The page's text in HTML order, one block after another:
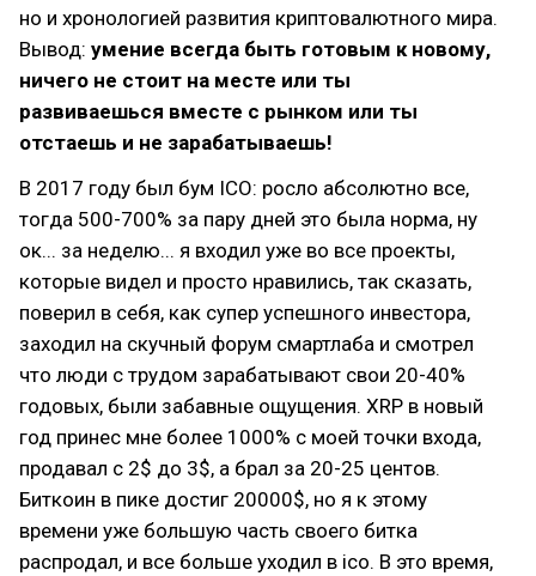
но и хронологией развития криптовалютного мира.
Вывод: умение всегда быть готовым к новому,
ничего не стоит на месте или ты
развиваешься вместе с рынком или ты
отстаешь и не зарабатываешь!
В 2017 году был бум ICO: росло абсолютно все,
тогда 500-700% за пару дней это была норма, ну
ок... за неделю... я входил уже во все проекты,
которые видел и просто нравились, так сказать,
поверил в себя, как супер успешного инвестора,
заходил на скучный форум смартлаба и смотрел
что люди с трудом зарабатывают свои 20-40%
годовых, были забавные ощущения. XRP в новый
год принес мне более 1000% с моей точки входа,
продавал с 2$ до 3$, а брал за 20-25 центов.
Биткоин в пике достиг 20000$, но я к этому
времени уже большую часть своего битка
распродал, и все больше уходил в ico. В это время,